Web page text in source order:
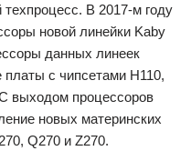
В 2017-м году
новой линейки Kaby
данных линеек
с чипсетами H110,
выходом процессоров
новых материнских
Q270 и Z270.